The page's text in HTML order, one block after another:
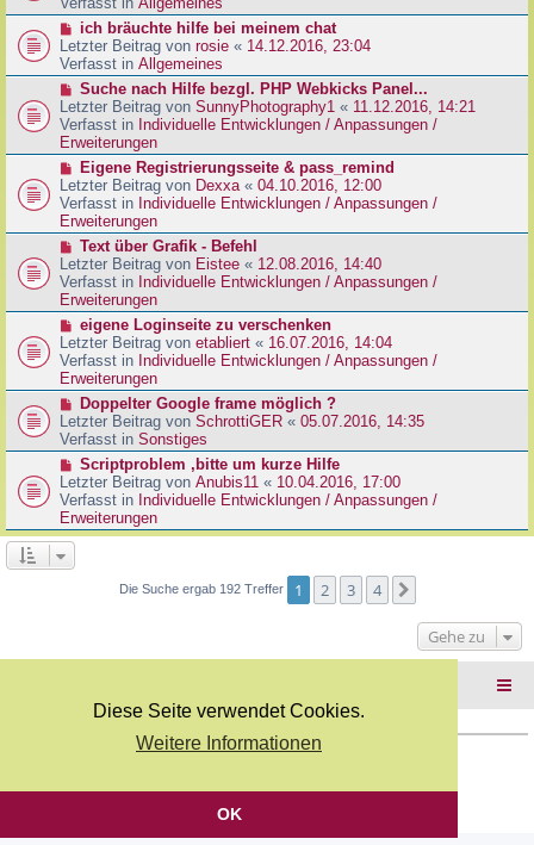
Diese Seite verwendet Cookies.
Weitere Informationen
OK
a
g
i
r
a
g
e
r
B
e
t
r
a
g
N
e
u
e
r
B
e
i
r
a
g
ich bräuchte hilfe bei meinem chat
Letzter Beitrag von rosie « 14.12.2016, 23:04
Verfasst in Allgemeines
N
e
u
e
r
B
e
i
t
a
g
Suche nach Hilfe bezgl. PHP Webkicks Panel...
Letzter Beitrag von SunnyPhotography1 « 11.12.2016, 14:21
Verfasst in Individuelle Entwicklungen / Anpassungen /
Erweiterungen
N
e
u
e
r
B
e
i
t
a
g
Eigene Registrierungsseite & pass_remind
Letzter Beitrag von Dexxa« 04.10.2016, 12:00
Verfasst in Individuelle Entwicklungen / Anpassungen /
Erweiterungen
N
e
u
e
r
B
e
i
t
a
g
Text über Grafik - Befehl
Letzter Beitrag von Eistee « 12.08.2016, 14:40
Verfasst in Individuelle Entwicklungen / Anpassungen /
Erweiterungen
N
e
u
e
r
B
e
i
r
a
g
eigene Loginseite zu verschenken
Letzter Beitrag von etabliert « 16.07.2016, 14:04
Verfasst in Individuelle Entwicklungen / Anpassungen /
Erweiterungen
N
e
u
e
r
B
e
i
t
r
Doppelter Google frame möglich ?
Letzter Beitrag von SchrottiGER « 05.07.2016, 14:35
Verfasst in Sonstiges
N
e
u
e
r
e
g
Scriptproblem ,bitte um kurze Hilfe
Letzter Beitrag von Anubis11 « 10.04.2016, 17:00
Verfasst in Individuelle Entwicklungen / Anpassungen /
Erweiterungen
Die Suche ergab 192 Treffer 1 2 3 4
Gehe zu
Deutsche Übersetzung durchphpBB.de